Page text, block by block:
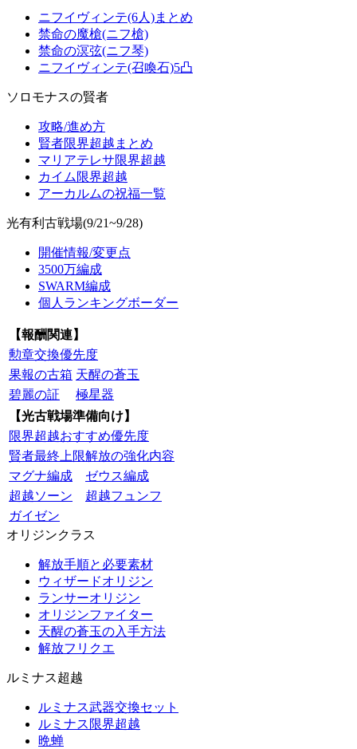
ニフイヴィンテ(6人)まとめ
禁命の魔槍(ニフ槍)
禁命の溟弦(ニフ琴)
ニフイヴィンテ(召喚石)5凸
ソロモナスの賢者
攻略/進め方
賢者限界超越まとめ
マリアテレサ限界超越
カイム限界超越
アーカルムの祝福一覧
光有利古戦場(9/21~9/28)
開催情報/変更点
3500万編成
SWARM編成
個人ランキングボーダー
【報酬関連】
勲章交換優先度
果報の古箱 天醒の蒼玉
碧麗の証
極星器
【光古戦場準備向け】
限界超越おすすめ優先度
賢者最終上限解放の強化内容
マグナ編成
ゼウス編成
超越ソーン
超越フュンフ
ガイゼン
オリジンクラス
解放手順と必要素材
ウィザードオリジン
ランサーオリジン
オリジンファイター
天醒の蒼玉の入手方法
解放フリクエ
ルミナス超越
ルミナス武器交換セット
ルミナス限界超越
晩蝉